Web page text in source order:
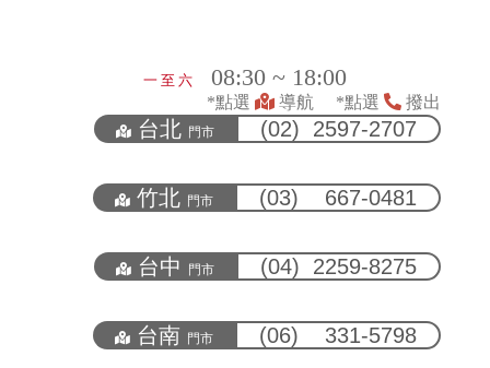
一 至 六 08:30 ~ 18:00
*點選 導航 *點選 撥出
台北 門市 (02) 2597-2707
竹北 門市 (03) 667-0481
台中 門市 (04) 2259-8275
台南 門市 (06) 331-5798